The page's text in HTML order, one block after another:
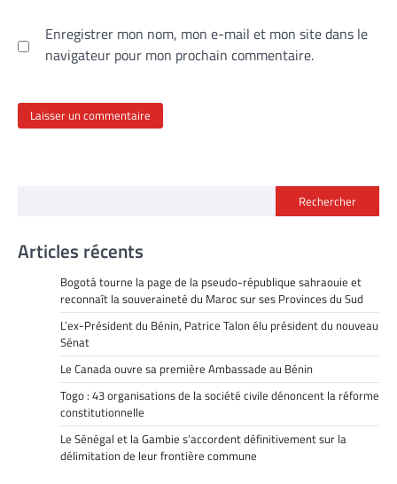
Enregistrer mon nom, mon e-mail et mon site dans le
navigateur pour mon prochain commentaire.
Rechercher
Articles récents
Bogotá tourne la page de la pseudo-république sahraouie et
reconnaît la souveraineté du Maroc sur ses Provinces du Sud
L’ex-Président du Bénin, Patrice Talon élu président du nouveau
Sénat
Le Canada ouvre sa première Ambassade au Bénin
Togo : 43 organisations de la société civile dénoncent la réforme
constitutionnelle
Le Sénégal et la Gambie s’accordent définitivement sur la
délimitation de leur frontière commune